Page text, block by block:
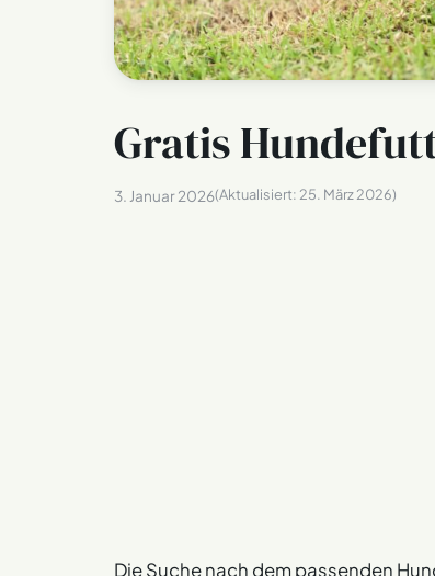
Gratis
3. Januar 2026(Aktualisiert: 25. März 2026)
Die Suche nach dem passenden